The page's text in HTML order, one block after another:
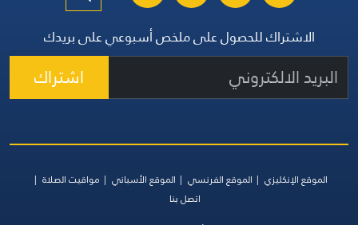
الاشتراك للحصول على ملخص أسبوعي على بريدك
اشتراك
الموقع الإنكليزي الموقع الفرنسي الموقع الأسباني
مواقيت الصلاة
اتصل بنا